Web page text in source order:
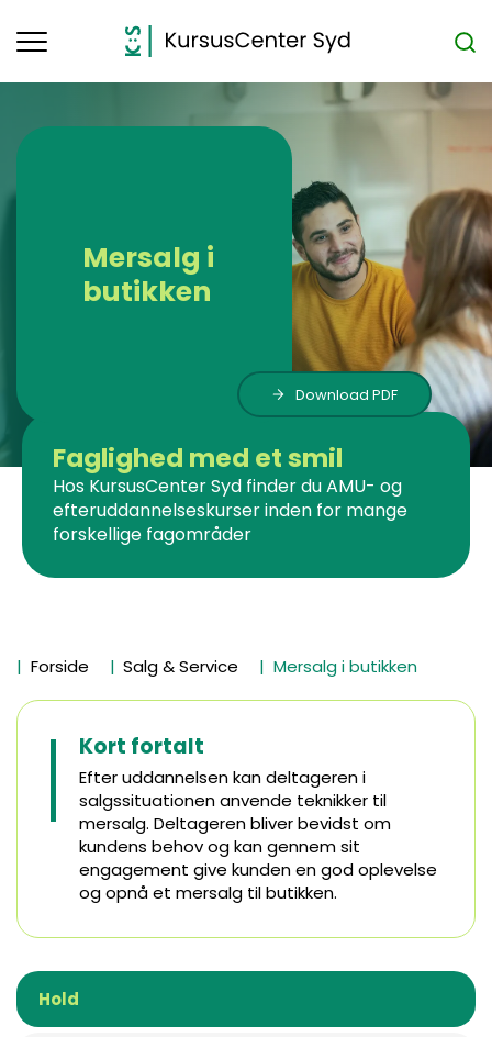
Toggle
Faglighed med et smil
Hos KursusCenter Syd finder du AMU- og
efteruddannelseskurser inden for mange
forskellige fagområder
Mersalg i
butikken
Download PDF
Forside Salg & Service Mersalg i butikken
Kort fortalt
Efter uddannelsen kan deltageren i
salgssituationen anvende teknikker til
mersalg. Deltageren bliver bevidst om
kundens behov og kan gennem sit
engagement give kunden en god oplevelse
og opnå et mersalg til butikken.
Hold